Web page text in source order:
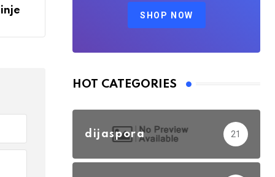
SHOP NOW
HOT CATEGORIES
dijaspora 21